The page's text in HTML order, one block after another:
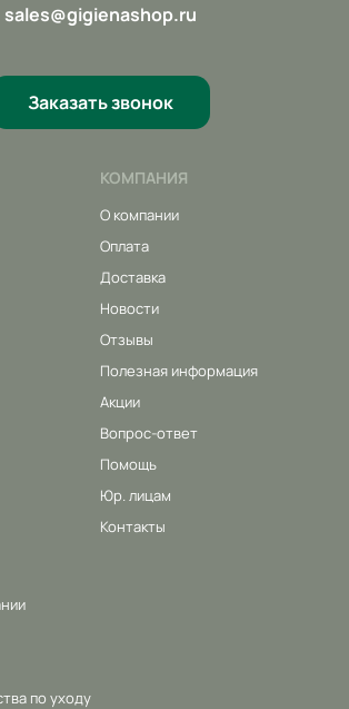
sales@gigienashop.ru
Заказать звонок
КОМПАНИЯ
О компании
Оплата
Доставка
Новости
Отзывы
Полезная информация
Акции
Вопрос-ответ
Помощь
Юр. лицам
Контакты
по уходу